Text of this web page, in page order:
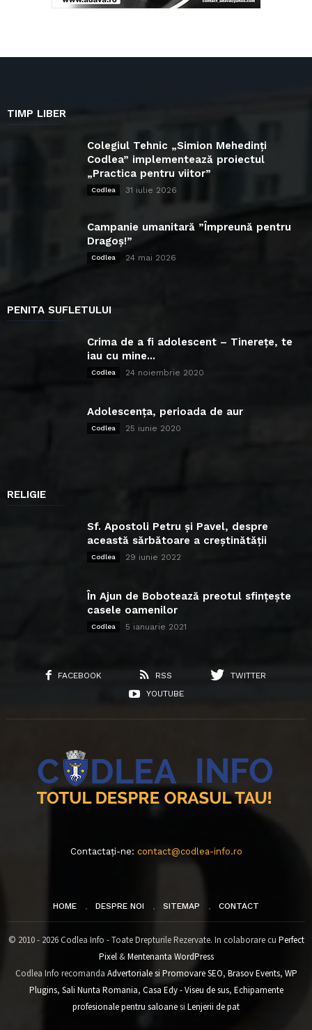
TIMP LIBER
Colegiul Tehnic „Simion Mehedinți
Codlea” implementează proiectul
„Practica pentru viitor”
Codlea 31 iulie 2026
Campanie umanitară ”Împreună pentru
Dragoș!”
Codlea 24 mai 2026
PENITA SUFLETULUI
Crima de a fi adolescent – Tinerețe, te
iau cu mine...
Codlea 24 noiembrie 2020
Adolescența, perioada de aur
Codlea 25 iunie 2020
RELIGIE
Sf. Apostoli Petru și Pavel, despre
această sărbătoare a creștinătății
Codlea 29 iunie 2022
În Ajun de Bobotează preotul sfințește
casele oamenilor
Codlea 5 ianuarie 2021
FACEBOOK RSS
TWITTER
YOUTUBE
Contactați-ne: contact@codlea-info.ro
HOME DESPRE NOI SITEMAP CONTACT
© 2010 - 2026 Codlea Info - Toate Drepturile Rezervate. In colaborare cu Perfect
Pixel&Mentenanta WordPress
Codlea Info recomanda Advertoriale si Promovare SEO, Brasov Events, WP
Plugins, Sali Nunta Romania, Casa Edy - Viseu de sus, Echipamente
profesionale pentru saloanesi Lenjerii de pat